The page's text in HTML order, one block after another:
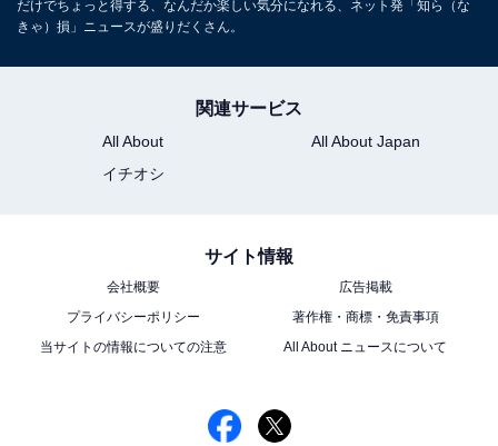
だけでちょっと得する、なんだか楽しい気分になれる、ネット発「知ら（な
きゃ）損」ニュースが盛りだくさん。
関連サービス
All About
All About Japan
イチオシ
サイト情報
会社概要
広告掲載
プライバシーポリシー
著作権・商標・免責事項
当サイトの情報についての注意
All About ニュースについて